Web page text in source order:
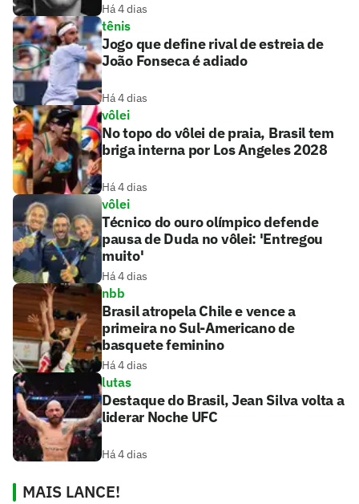
Há 4 dias
tênis
Jogo que define rival de estreia de
João Fonseca é adiado
Há 4 dias
vôlei
No topo do vôlei de praia, Brasil tem
briga interna por Los Angeles 2028
Há 4 dias
vôlei
Técnico do ouro olímpico defende
pausa de Duda no vôlei: 'Entregou
muito'
Há 4 dias
nbb
Brasil atropela Chile e vence a
primeira no Sul-Americano de
basquete feminino
Há 4 dias
lutas
Destaque do Brasil, Jean Silva volta a
liderar Noche UFC
Há 4 dias
MAIS LANCE!